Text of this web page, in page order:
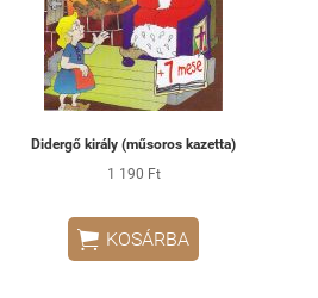
Didergő király (műsoros kazetta)
1 190 Ft
 KOSÁRBA